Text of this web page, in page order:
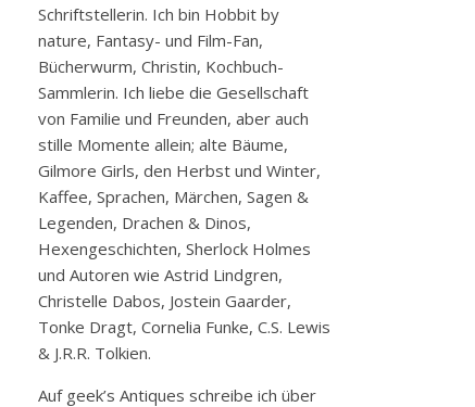
Schriftstellerin. Ich bin Hobbit by
nature, Fantasy- und Film-Fan,
Bücherwurm, Christin, Kochbuch-
Sammlerin. Ich liebe die Gesellschaft
von Familie und Freunden, aber auch
stille Momente allein; alte Bäume,
Gilmore Girls, den Herbst und Winter,
Kaffee, Sprachen, Märchen, Sagen &
Legenden, Drachen & Dinos,
Hexengeschichten, Sherlock Holmes
und Autoren wie Astrid Lindgren,
Christelle Dabos, Jostein Gaarder,
Tonke Dragt, Cornelia Funke, C.S. Lewis
& J.R.R. Tolkien.
Auf geek’s Antiques schreibe ich über